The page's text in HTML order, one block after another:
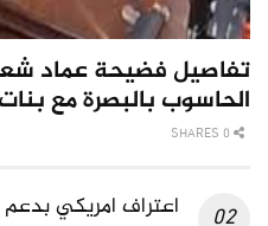
تفاصيل فضيحة عماد
الحاسوب بالبصرة مع
اعتراف امريكي بدعم